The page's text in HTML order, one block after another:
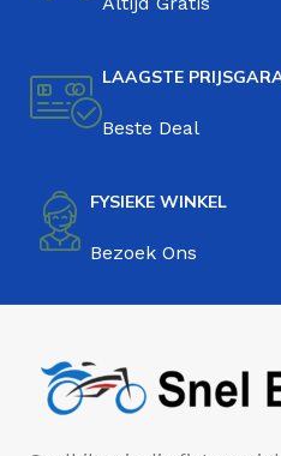
LAAGSTE
Beste Deal
FYSIEKE WINKEL
Bezoek Ons